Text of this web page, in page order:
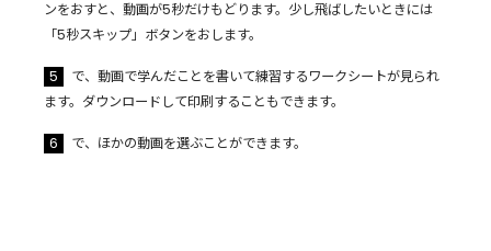
ンをおすと、動画が5秒だけもどります。少し飛ばしたいときには
「5秒スキップ」ボタンをおします。
5
で、動画で学んだことを書いて練習するワークシートが見られ
ます。ダウンロードして印刷することもできます。
6 で、ほかの動画を選ぶことができます。